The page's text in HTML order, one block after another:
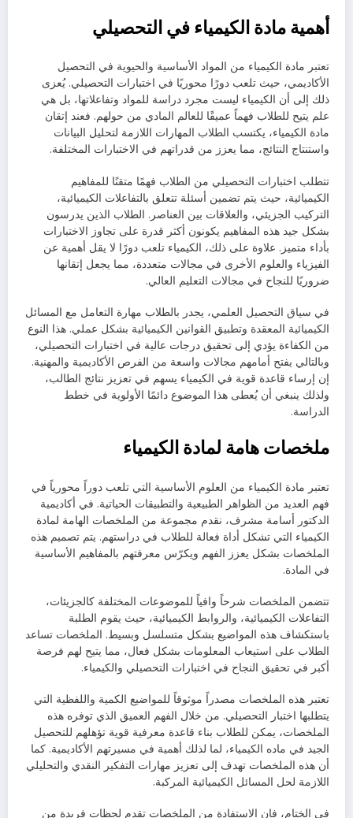
أهمية مادة الكيمياء في التحصيلي
تعتبر مادة الكيمياء من المواد الأساسية والحيوية في التحصيل
الأكاديمي، حيث تلعب دورًا محوريًا في اختبارات التحصيلي. يُعزى
ذلك إلى أن الكيمياء ليست مجرد دراسة للمواد وتفاعلاتها، بل هي
علم يتيح للطلاب فهماً عميقًا للعالم المادي من حولهم. فعند إتقان
مادة الكيمياء، يكتسب الطلاب المهارات اللازمة لتحليل البيانات
واستنتاج النتائج، مما يعزز من قدراتهم في الاختبارات المختلفة.
تتطلب اختبارات التحصيلي من الطلاب فهمًا متقنًا للمفاهيم
الكيميائية، حيث يتم تضمين أسئلة تتعلق بالتفاعلات الكيميائية،
التركيب الجزيئي، والعلاقات بين العناصر. الطلاب الذين يدرسون
بشكل جيد هذه المفاهيم يكونون أكثر قدرة على تجاوز الاختبارات
بأداء متميز. علاوة على ذلك، الكيمياء تلعب دورًا لا يقل أهمية عن
الفيزياء والعلوم الأخرى في مجالات متعددة، مما يجعل إتقانها
ضروريًا للنجاح في مجالات التعليم العالي.
في سياق التحصيل العلمي، يجدر بالطلاب مهارة التعامل مع المسائل
الكيميائية المعقدة وتطبيق القوانين الكيميائية بشكل عملي. هذا النوع
من الكفاءة يؤدي إلى تحقيق درجات عالية في اختبارات التحصيلي،
وبالتالي يفتح أمامهم مجالات واسعة من الفرص الأكاديمية والمهنية.
إن إرساء قاعدة قوية في الكيمياء يسهم في تعزيز نتائج الطالب،
ولذلك ينبغي أن يُعطى هذا الموضوع دائمًا الأولوية في خطط
الدراسة.
ملخصات هامة لمادة الكيمياء
تعتبر مادة الكيمياء من العلوم الأساسية التي تلعب دوراً محورياً في
فهم العديد من الظواهر الطبيعية والتطبيقات الحياتية. في أكاديمية
الدكتور أسامة مشرف، نقدم مجموعة من الملخصات الهامة لمادة
الكيمياء التي تشكل أداة فعالة للطلاب في دراستهم. يتم تصميم هذه
الملخصات بشكل يعزز الفهم ويكرّس معرفتهم بالمفاهيم الأساسية
في المادة.
تتضمن الملخصات شرحاً وافياً للموضوعات المختلفة كالجزيئات،
التفاعلات الكيميائية، والروابط الكيميائية، حيث يقوم الطلبة
باستكشاف هذه المواضيع بشكل متسلسل وبسيط. الملخصات تساعد
الطلاب على استيعاب المعلومات بشكل فعال، مما يتيح لهم فرصة
أكبر في تحقيق النجاح في اختبارات التحصيلي والكيمياء.
تعتبر هذه الملخصات مصدراً موثوقاً للمواضيع الكمية واللفظية التي
يتطلبها اختبار التحصيلي. من خلال الفهم العميق الذي توفره هذه
الملخصات، يمكن للطلاب بناء قاعدة معرفية قوية تؤهلهم للتحصيل
الجيد في ماده الكيمياء، لما لذلك أهمية في مسيرتهم الأكاديمية. كما
أن هذه الملخصات تهدف إلى تعزيز مهارات التفكير النقدي والتحليلي
اللازمة لحل المسائل الكيميائية المركبة.
في الختام، فإن الاستفادة من الملخصات تقدم لحظات فريدة من